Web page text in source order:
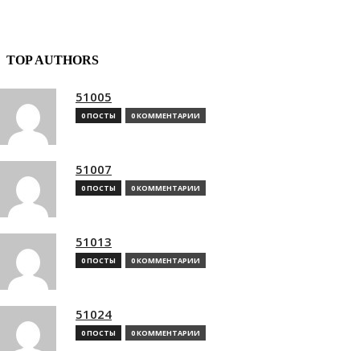
TOP AUTHORS
51005
0 ПОСТЫ 0 КОММЕНТАРИИ
51007
0 ПОСТЫ 0 КОММЕНТАРИИ
51013
0 ПОСТЫ 0 КОММЕНТАРИИ
51024
0 ПОСТЫ 0 КОММЕНТАРИИ